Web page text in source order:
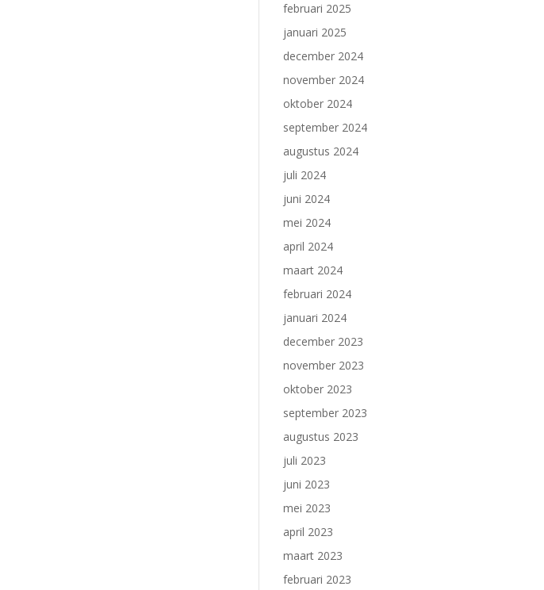
februari 2025
januari 2025
december 2024
november 2024
oktober 2024
september 2024
augustus 2024
juli 2024
juni 2024
mei 2024
april 2024
maart 2024
februari 2024
januari 2024
december 2023
november 2023
oktober 2023
september 2023
augustus 2023
juli 2023
juni 2023
mei 2023
april 2023
maart 2023
februari 2023